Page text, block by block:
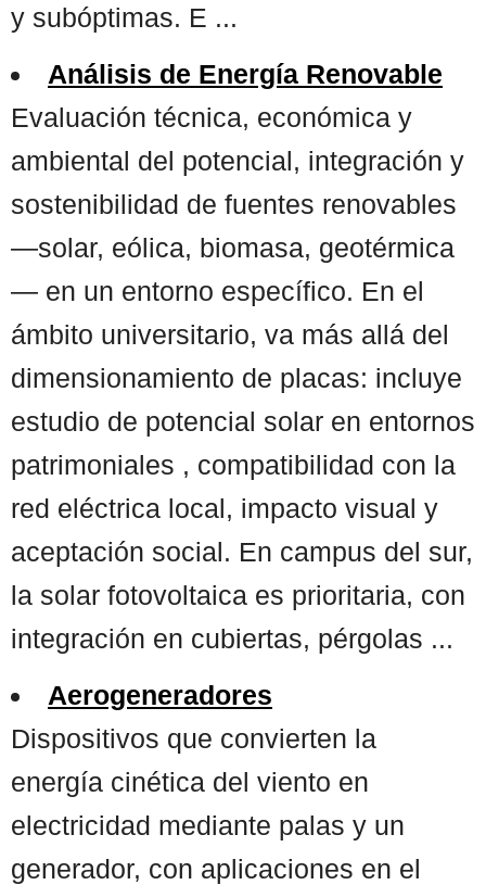
y subóptimas. E ...
Análisis de Energía Renovable
Evaluación técnica, económica y
ambiental del potencial, integración y
sostenibilidad de fuentes renovables
—solar, eólica, biomasa, geotérmica
— en un entorno específico. En el
ámbito universitario, va más allá del
dimensionamiento de placas: incluye
estudio de potencial solar en entornos
patrimoniales , compatibilidad con la
red eléctrica local, impacto visual y
aceptación social. En campus del sur,
la solar fotovoltaica es prioritaria, con
integración en cubiertas, pérgolas ...
Aerogeneradores
Dispositivos que convierten la
energía cinética del viento en
electricidad mediante palas y un
generador, con aplicaciones en el